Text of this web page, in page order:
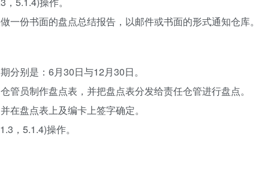
一份书面的盘点总结报告，以邮件或书面的形式通知仓库。
分别是：6月30日与12月30日。
管员制作盘点表，并把盘点表分发给责任仓管进行盘点。
在盘点表上及编卡上签字确定。
，5.1.4)操作。